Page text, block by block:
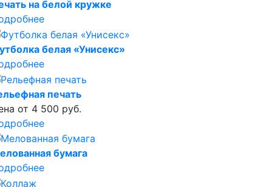
на белой кружке
белая «Унисекс»
печать
от 4 500 руб.
бумага